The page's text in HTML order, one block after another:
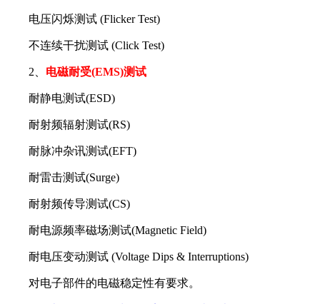
电压闪烁测试 (Flicker Test)
不连续干扰测试 (Click Test)
2、 电磁耐受(EMS)测试
耐静电测试(ESD)
耐射频辐射测试(RS)
耐脉冲杂讯测试(EFT)
耐雷击测试(Surge)
耐射频传导测试(CS)
耐电源频率磁场测试(Magnetic Field)
耐电压变动测试 (Voltage Dips & Interruptions)
对电子部件的电磁稳定性有要求。